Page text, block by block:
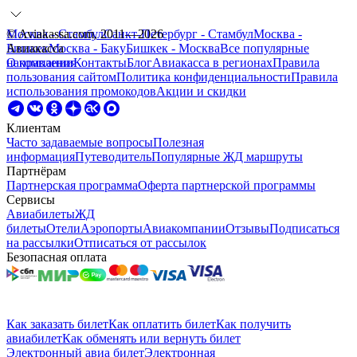
Москва - СтамбулСанкт-Петербург - СтамбулМосква -
БишкекМосква - БакуБишкек - МоскваВсе популярные
направления
© Aviakassa.com, 2011—2026
Авиакасса
О компанииКонтактыБлогАвиакасса в регионахПравила
пользования сайтомПолитика конфиденциальностиПравила
использования промокодовАкции и скидки
Клиентам
Часто задаваемые вопросыПолезная
информацияПутеводительПопулярные ЖД маршруты
Партнёрам
Партнерская программаОферта партнерской программы
Сервисы
АвиабилетыЖД
билетыОтелиАэропортыАвиакомпанииОтзывыПодписаться
на рассылкиОтписаться от рассылок
Безопасная оплата
Как заказать билетКак оплатить билетКак получить
авиабилетКак обменять или вернуть билет
Электронный авиа билетЭлектронная